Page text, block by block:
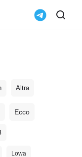
Altra
Ecco
Lowa